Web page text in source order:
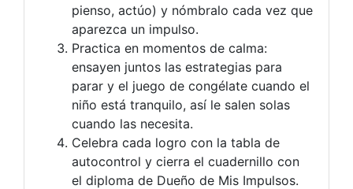
pienso, actúo) y nómbralo cada vez que
aparezca un impulso.
Practica en momentos de calma:
ensayen juntos las estrategias para
parar y el juego de congélate cuando el
niño está tranquilo, así le salen solas
cuando las necesita.
Celebra cada logro con la tabla de
autocontrol y cierra el cuadernillo con
el diploma de Dueño de Mis Impulsos.